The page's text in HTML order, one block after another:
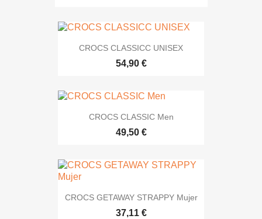
CROCS CLASSICC UNISEX
54,90 €
CROCS CLASSIC Men
49,50 €
CROCS GETAWAY STRAPPY Mujer
37,11 €